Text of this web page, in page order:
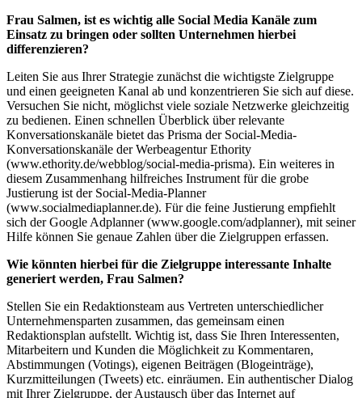
Frau Salmen, ist es wichtig alle Social Media Kanäle zum
Einsatz zu bringen oder sollten Unternehmen hierbei
differenzieren?
Leiten Sie aus Ihrer Strategie zunächst die wichtigste Zielgruppe
und einen geeigneten Kanal ab und konzentrieren Sie sich auf diese.
Versuchen Sie nicht, möglichst viele soziale Netzwerke gleichzeitig
zu bedienen. Einen schnellen Überblick über relevante
Konversationskanäle bietet das Prisma der Social-Media-
Konversationskanäle der Werbeagentur Ethority
(www.ethority.de/webblog/social-media-prisma). Ein weiteres in
diesem Zusammenhang hilfreiches Instrument für die grobe
Justierung ist der Social-Media-Planner
(www.socialmediaplanner.de). Für die feine Justierung empfiehlt
sich der Google Adplanner (www.google.com/adplanner), mit seiner
Hilfe können Sie genaue Zahlen über die Zielgruppen erfassen.
Wie könnten hierbei für die Zielgruppe interessante Inhalte
generiert werden, Frau Salmen?
Stellen Sie ein Redaktionsteam aus Vertreten unterschiedlicher
Unternehmensparten zusammen, das gemeinsam einen
Redaktionsplan aufstellt. Wichtig ist, dass Sie Ihren Interessenten,
Mitarbeitern und Kunden die Möglichkeit zu Kommentaren,
Abstimmungen (Votings), eigenen Beiträgen (Blogeinträge),
Kurzmitteilungen (Tweets) etc. einräumen. Ein authentischer Dialog
mit Ihrer Zielgruppe, der Austausch über das Internet auf